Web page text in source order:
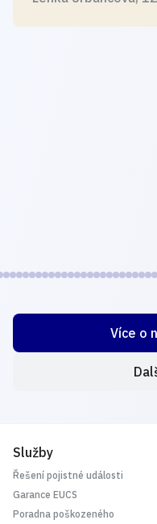
Více o
Služby
Řešení pojistné události
Garance EUCS
Poradna poškozeného